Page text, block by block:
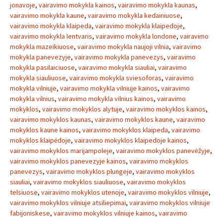
jonavoje, vairavimo mokykla kainos, vairavimo mokykla kaunas,
vairavimo mokykla kaune, vairavimo mokykla kedainiuose,
vairavimo mokykla klaipeda, vairavimo mokykla klaipedoje,
vairavimo mokykla lentvaris, vairavimo mokykla londone, vairavimo
mokykla mazeikiuose, vairavimo mokykla naujoji vilnia, vairavimo
mokykla panevezyje, vairavimo mokykla panevezys, vairavimo
mokykla pasilaiciuose, vairavimo mokykla siauliai, vairavimo
mokykla siauliuose, vairavimo mokykla sviesoforas, vairavimo
mokykla vilniuje, vairavimo mokykla vilniuje kainos, vairavimo
mokykla vilnius, vairavimo mokykla vilnius kainos, vairavimo
mokyklos, vairavimo mokyklos alytuje, vairavimo mokyklos kainos,
vairavimo mokyklos kaunas, vairavimo mokyklos kaune, vairavimo
mokyklos kaune kainos, vairavimo mokyklos klaipeda, vairavimo
mokyklos klaipėdoje, vairavimo mokyklos klaipedoje kainos,
vairavimo mokyklos marijampoleje, vairavimo mokyklos panevėžyje,
vairavimo mokyklos panevezyje kainos, vairavimo mokyklos
panevezys, vairavimo mokyklos plungeje, vairavimo mokyklos
siauliai, vairavimo mokyklos siauliuose, vairavimo mokyklos
telsiuose, vairavimo mokyklos utenoje, vairavimo mokyklos vilniuje,
vairavimo mokyklos vilniuje atsiliepimai, vairavimo mokyklos vilniuje
fabijoniskese, vairavimo mokyklos vilniuje kainos, vairavimo